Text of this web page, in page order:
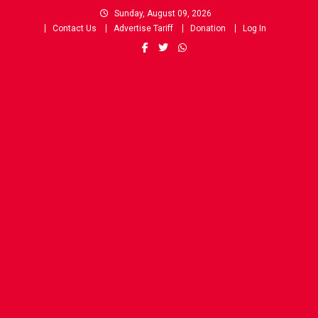
Sunday, August 09, 2026
Contact Us
Advertise Tariff Donation Log In